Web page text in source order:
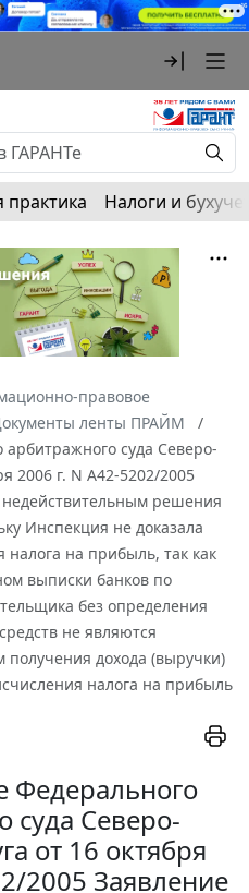
практика Налоги и
правовое
ленты ПРАЙМ
суда Северо-
2006 г. N А42-5202/2005
решения
Инспекция не доказала
на прибыль, так как
выписки банков по
без определения
не являются
получения дохода (выручки)
налога на прибыль
Федерального
суда Северо-
от 16 октября
2005 Заявление